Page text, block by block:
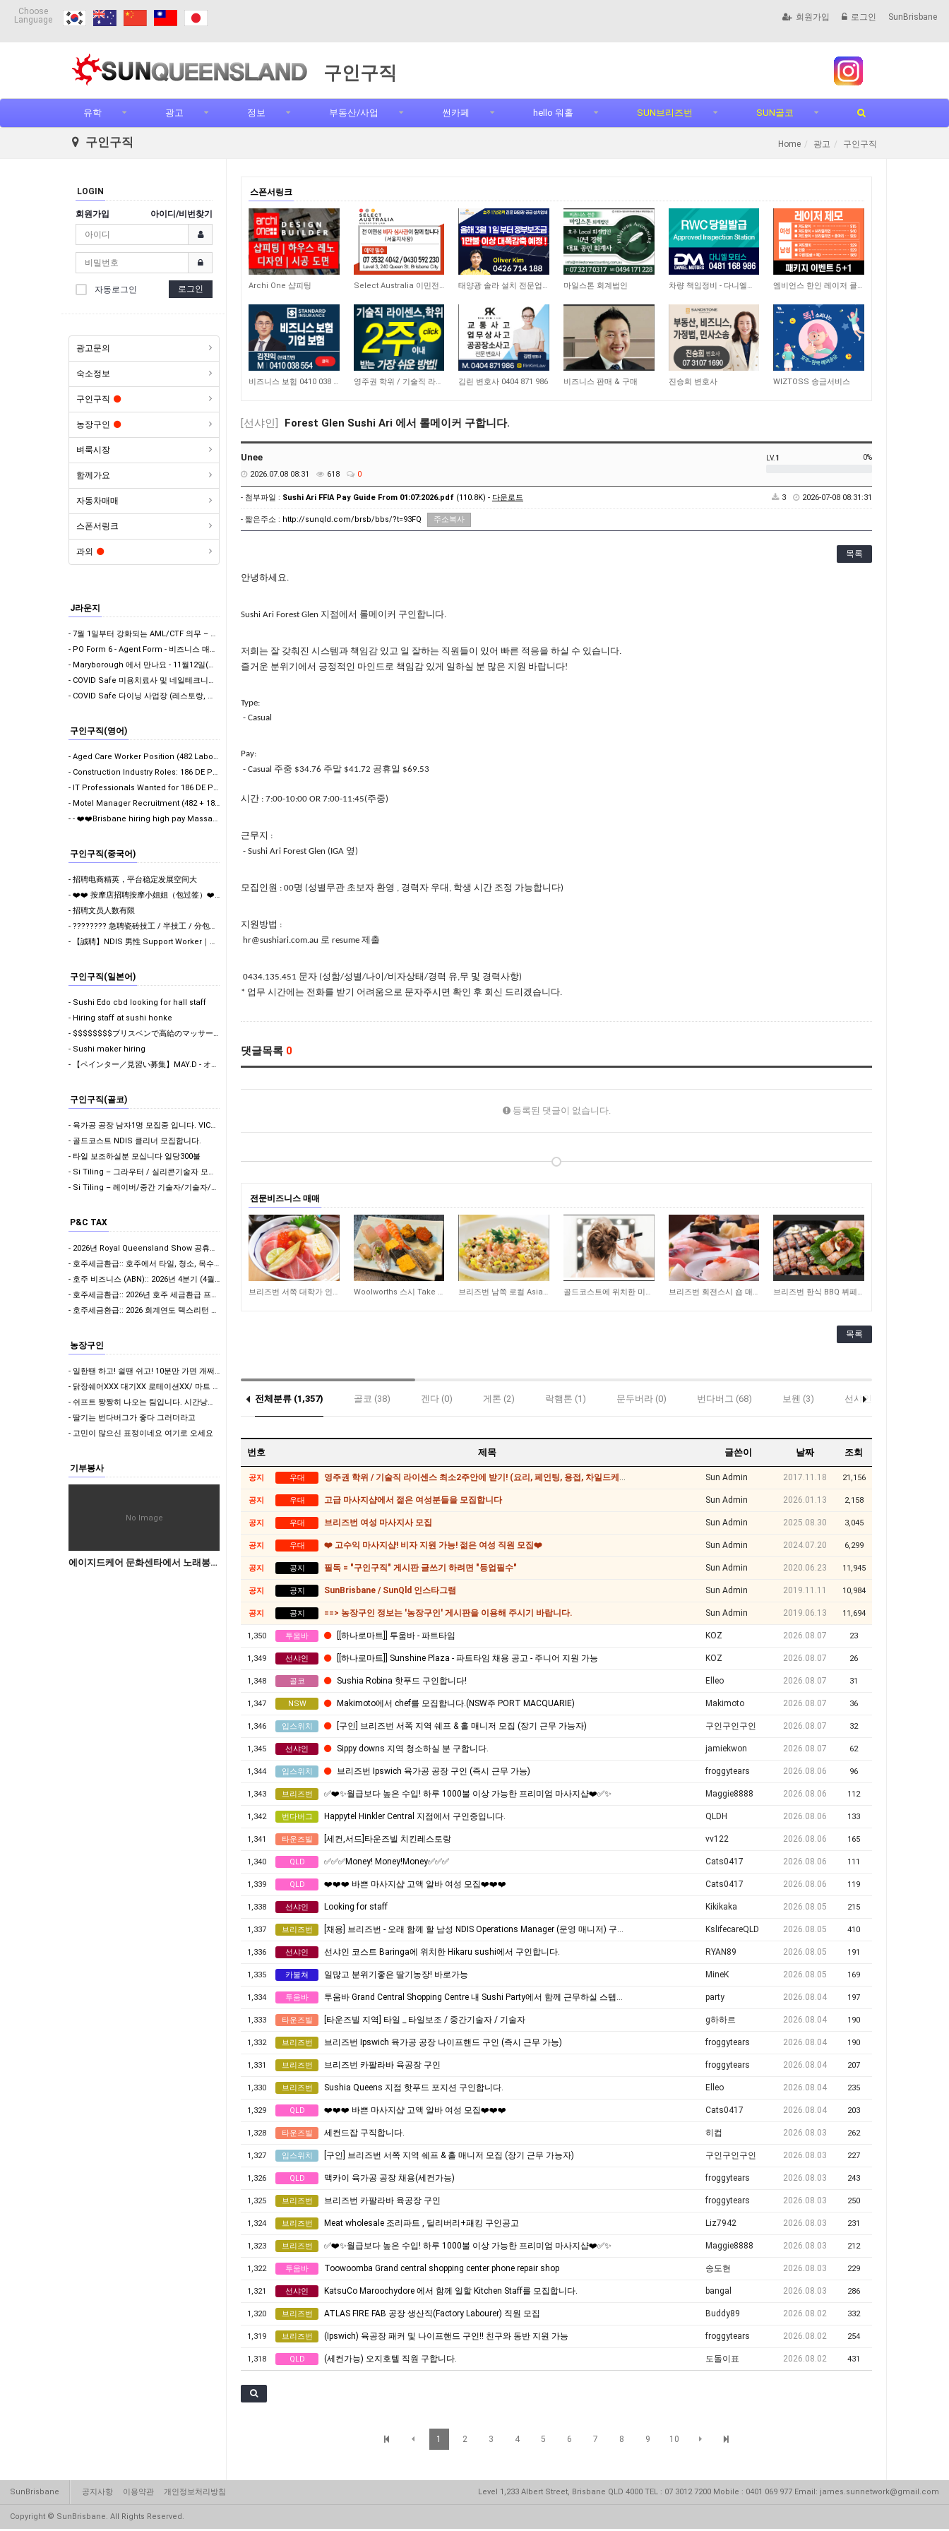
Choose
Language
회원가입 로그인 SunBrisbane
구인구직
유학 광고 정보 부동산/사업 썬카페 hello 워홀 SUN브리즈번 SUN골코
구인구직 Home 광고 구인구직
LOGIN
회원가입 아이디/비번찾기
자동로그인 로그인
광고문의
숙소정보
구인구직
농장구인
벼룩시장
함께가요
자동차매매
스폰서링크
과외
J라운지
- 7월 1일부터 강화되는 AML/CTF 의무 – Vendor Verification & Bu…
- PO Form 6 - Agent Form - 비즈니스 매매시 에이전트 계약서
- Maryborough 에서 만나요 - 11월12일(목요일) 정오 12시
- COVID Safe 미용치료사 및 네일테크니션을 위한 권고사항
- COVID Safe 다이닝 사업장 (레스토랑, 카페, 펍, 클럽, RSL 및 호텔)을 위…
구인구직(영어)
- Aged Care Worker Position (482 Labour Agreement Pa…
- Construction Industry Roles: 186 DE Permanent Resi…
- IT Professionals Wanted for 186 DE Permanent Resid…
- Motel Manager Recruitment (482 + 186 Visa Sponsors…
- - ❤️❤️Brisbane hiring high pay Massage GIRLS!$- ❤️…
구인구직(중국어)
- 招聘电商精英，平台稳定发展空间大
- ❤️❤️ 按摩店招聘按摩小姐姐（包过签）❤️❤️❤️
- 招聘文员人数有限
- ???????? 急聘瓷砖技工 / 半技工 / 分包团队 ????????
- 【誠聘】NDIS 男性 Support Worker｜Nambour｜時薪 $39–$50.29
구인구직(일본어)
- Sushi Edo cbd looking for hall staff
- Hiring staff at sushi honke
- $$$$$$$$ブリスベンで高給のマッサージ女子を募集しています！ $$$$$$$$
- Sushi maker hiring
- 【ペインター／見習い募集】MAY.D - オーストラリア・韓国ペインティング会社
구인구직(골코)
- 육가공 공장 남자1명 모집중 입니다. VIC멜버른, 차로 2-2.5시간 북쪽 세컨,써드 가…
- 골드코스트 NDIS 클리너 모집합니다.
- 타일 보조하실분 모십니다 일당300불
- Si Tiling – 그라우터 / 실리콘기술자 모집합니다!
- Si Tiling – 레이버/중간 기술자/기술자/슈퍼바이져 모집합니다!
P&C TAX
- 2026년 Royal Queensland Show 공휴일 휴무 안내
- 호주세금환급:: 호주에서 타일, 청소, 목수로 일하신다면? 절세할 수 있는 방법을 알고 계…
- 호주 비즈니스 (ABN):: 2026년 4분기 (4월-6월) ABN 사업자 GST/BAS …
- 호주세금환급:: 2026년 호주 세금환급 프로모션 안내
- 호주세금환급:: 2026 회계연도 텍스리턴 시즌 개막 임박! 7월 텍스리턴 전 필수 체크:…
농장구인
- 일한땐 하고! 쉴땐 쉬고! 10분만 가면 개쩌는 바닷가 있는 숙소
- 닭장쉐어XXX 대기XX 로테이션XX/ 마트 코앞/ 숙소컨디션 최상
- 쉬프트 짱짱히 나오는 팀입니다. 시간낭비 ㄴㄴ
- 딸기는 번다버그가 좋다 그러더라고
- 고민이 많으신 표정이네요 여기로 오세요
기부봉사
No Image
에이지드케어 문화센타에서 노래봉사하실분(드림밴드)
스폰서링크
9,070
Archi One 샵피팅 9,644 Select Australia 이민전문 11,334 태양광 솔라 설치 전문업체 4,471
마일스톤 회계법인 4,727 차량 책임정비 - 다니엘모터스 3,577 엠비언스 한인 레이저 클리닉
3,437 비즈니스 보험 0410 038 554 20,170 영주권 학위 / 기술직 라이센스 최소2주안에 받기! (요리, 페인팅, 용접, 차일드케어 등… 9,385
김린 변호사 0404 871 986 11,075
비즈니스 판매 & 구매 7,691
진승희 변호사 8,308
WIZTOSS 송금서비스
[선샤인] Forest Glen Sushi Ari 에서 롤메이커 구합니다.
Unee
2026.07.08 08:31 618 0
LV.1 0%
- 첨부파일 : Sushi Ari FFIA Pay Guide From 01:07:2026.pdf (110.8K) - 다운로드 3 2026-07-08 08:31:31
- 짧은주소 : http://sunqld.com/brsb/bbs/?t=93FQ 주소복사
목록
안녕하세요.
Sushi Ari Forest Glen 지점에서 롤메이커 구인합니다.
저희는 잘 갖춰진 시스템과 책임감 있고 일 잘하는 직원들이 있어 빠른 적응을 하실 수 있습니다.
즐거운 분위기에서 긍정적인 마인드로 책임감 있게 일하실 분 많은 지원 바랍니다!
Type:
- Casual
Pay:
- Casual 주중 $34.76 주말 $41.72 공휴일 $69.53
시간 : 7:00-10:00 OR 7:00-11:45(주중)
근무지 :
- Sushi Ari Forest Glen (IGA 옆)
모집인원 : 00명 (성별무관 초보자 환영 , 경력자 우대 , 학생 시간 조정 가능합니다)
지원방법 :
hr@sushiari.com.au 로 resume 제출
0434.135.451 문자 (성함/성별/나이/비자상태/경력 유,무 및 경력사항)
* 업무 시간에는 전화를 받기 어려움으로 문자주시면 확인 후 회신 드리겠습니다.
댓글목록 0
등록된 댓글이 없습니다.
전문비즈니스 매매
321 브리즈번 서쪽 대학가 인근 일식당 매매 합니다 346 Woolworths 스시 Take Away 숍 매매합니다 315 브리즈번 남쪽 로컬 Asian 식당 매매합니다 227 골드코스트에 위치한 미용실 매매합니다 290 브리즈번 회전스시 숍 매매합니다 294 브리즈번 한식 BBQ 뷔페 레스토랑 매매합니다
목록
전체분류 (1,357) 골코 (38) 겐다 (0) 게톤 (2) 락햄톤 (1) 문두버라 (0) 번다버그 (68) 보웬 (3) 선샤인 (302)
번호 제목 글쓴이 날짜 조회
공지 우대 영주권 학위 / 기술직 라이센스 최소2주안에 받기! (요리, 페인팅, 용접, 차일드케어 등등) Sun Admin 2017.11.18 21,156
공지 우대 고급 마사지샵에서 젊은 여성분들을 모집합니다 Sun Admin 2026.01.13 2,158
공지 우대 브리즈번 여성 마사지사 모집 Sun Admin 2025.08.30 3,045
공지 우대 ❤️ 고수익 마사지샵! 비자 지원 가능! 젊은 여성 직원 모집❤️ Sun Admin 2024.07.20 6,299
공지 공지 필독 = "구인구직" 게시판 글쓰기 하려면 "등업필수" Sun Admin 2020.06.23 11,945
공지 공지 SunBrisbane / SunQld 인스타그램 Sun Admin 2019.11.11 10,984
공지 공지 ==> 농장구인 정보는 '농장구인' 게시판을 이용해 주시기 바랍니다. Sun Admin 2019.06.13 11,694
1,350 투움바 [[하나로마트]] 투움바 - 파트타임 KOZ 2026.08.07 23
1,349 선샤인 [[하나로마트]] Sunshine Plaza - 파트타임 채용 공고 - 주니어 지원 가능 KOZ 2026.08.07 26
1,348 골코 Sushia Robina 핫푸드 구인합니다! Elleo 2026.08.07 31
1,347 NSW Makimoto에서 chef를 모집합니다.(NSW주 PORT MACQUARIE) Makimoto 2026.08.07 36
1,346 입스위치 [구인] 브리즈번 서쪽 지역 쉐프 & 홀 매니저 모집 (장기 근무 가능자) 구인구인구인 2026.08.07 32
1,345 선샤인 Sippy downs 지역 청소하실 분 구합니다. jamiekwon 2026.08.07 62
1,344 입스위치 브리즈번 Ipswich 육가공 공장 구인 (즉시 근무 가능) froggytears 2026.08.06 96
1,343 브리즈번 ✅❤️✨월급보다 높은 수입! 하루 1000불 이상 가능한 프리미엄 마사지샵❤️✅✨ Maggie8888 2026.08.06 112
1,342 번다버그 Happytel Hinkler Central 지점에서 구인중입니다. QLDH 2026.08.06 133
1,341 타운즈빌 [세컨,서드]타운즈빌 치킨레스토랑 vv122 2026.08.06 165
1,340 QLD ✅✅✅Money! Money!Money✅✅✅ Cats0417 2026.08.06 111
1,339 QLD ❤️❤️❤️ 바쁜 마사지샵 고액 알바 여성 모집❤️❤️❤️ Cats0417 2026.08.06 119
1,338 선샤인 Looking for staff Kikikaka 2026.08.05 215
1,337 브리즈번 [채용] 브리즈번 - 오래 함께 할 남성 NDIS Operations Manager (운영 매니저) 구인합니다! KslifecareQLD 2026.08.05 410
1,336 선샤인 선샤인 코스트 Baringa에 위치한 Hikaru sushi에서 구인합니다. RYAN89 2026.08.05 191
1,335 카불쳐 일많고 분위기좋은 딸기농장! 바로가능 MineK 2026.08.05 169
1,334 투움바 투움바 Grand Central Shopping Centre 내 Sushi Party에서 함께 근무하실 스텝을 모집합니다. party 2026.08.04 197
1,333 타운즈빌 [타운즈빌 지역] 타일 _ 타일보조 / 중간기술자 / 기술자 g하하르 2026.08.04 190
1,332 브리즈번 브리즈번 Ipswich 육가공 공장 나이프핸드 구인 (즉시 근무 가능) froggytears 2026.08.04 190
1,331 브리즈번 브리즈번 카팔라바 육공장 구인 froggytears 2026.08.04 207
1,330 브리즈번 Sushia Queens 지점 핫푸드 포지션 구인합니다. Elleo 2026.08.04 235
1,329 QLD ❤️❤️❤️ 바쁜 마사지샵 고액 알바 여성 모집❤️❤️❤️ Cats0417 2026.08.04 203
1,328 타운즈빌 세컨드잡 구직합니다. 히컵 2026.08.03 262
1,327 입스위치 [구인] 브리즈번 서쪽 지역 쉐프 & 홀 매니저 모집 (장기 근무 가능자) 구인구인구인 2026.08.03 227
1,326 QLD 맥카이 육가공 공장 채용(세컨가능) froggytears 2026.08.03 243
1,325 브리즈번 브리즈번 카팔라바 육공장 구인 froggytears 2026.08.03 250
1,324 브리즈번 Meat wholesale 조리파트 , 딜리버리+패킹 구인공고 Liz7942 2026.08.03 231
1,323 브리즈번 ✅❤️✨월급보다 높은 수입! 하루 1000불 이상 가능한 프리미엄 마사지샵❤️✅✨ Maggie8888 2026.08.03 212
1,322 투움바 Toowoomba Grand central shopping center phone repair shop 송도현 2026.08.03 229
1,321 선샤인 KatsuCo Maroochydore 에서 함께 일할 Kitchen Staff를 모집합니다. bangal 2026.08.03 286
1,320 브리즈번 ATLAS FIRE FAB 공장 생산직(Factory Labourer) 직원 모집 Buddy89 2026.08.02 332
1,319 브리즈번 (Ipswich) 육공장 패커 및 나이프핸드 구인!! 친구와 동반 지원 가능 froggytears 2026.08.02 254
1,318 QLD (세컨가능) 오지호텔 직원 구합니다. 도돌이표 2026.08.02 431
1 2 3 4 5 6 7 8 9 10
SunBrisbane 공지사항 이용약관 개인정보처리방침 Level 1,233 Albert Street, Brisbane QLD 4000 TEL : 07 3012 7200 Mobile : 0401 069 977 Email: james.sunnetwork@gmail.com
Copyright © SunBrisbane. All Rights Reserved.